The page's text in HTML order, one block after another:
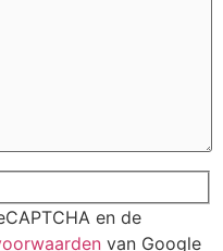
en de
van Google